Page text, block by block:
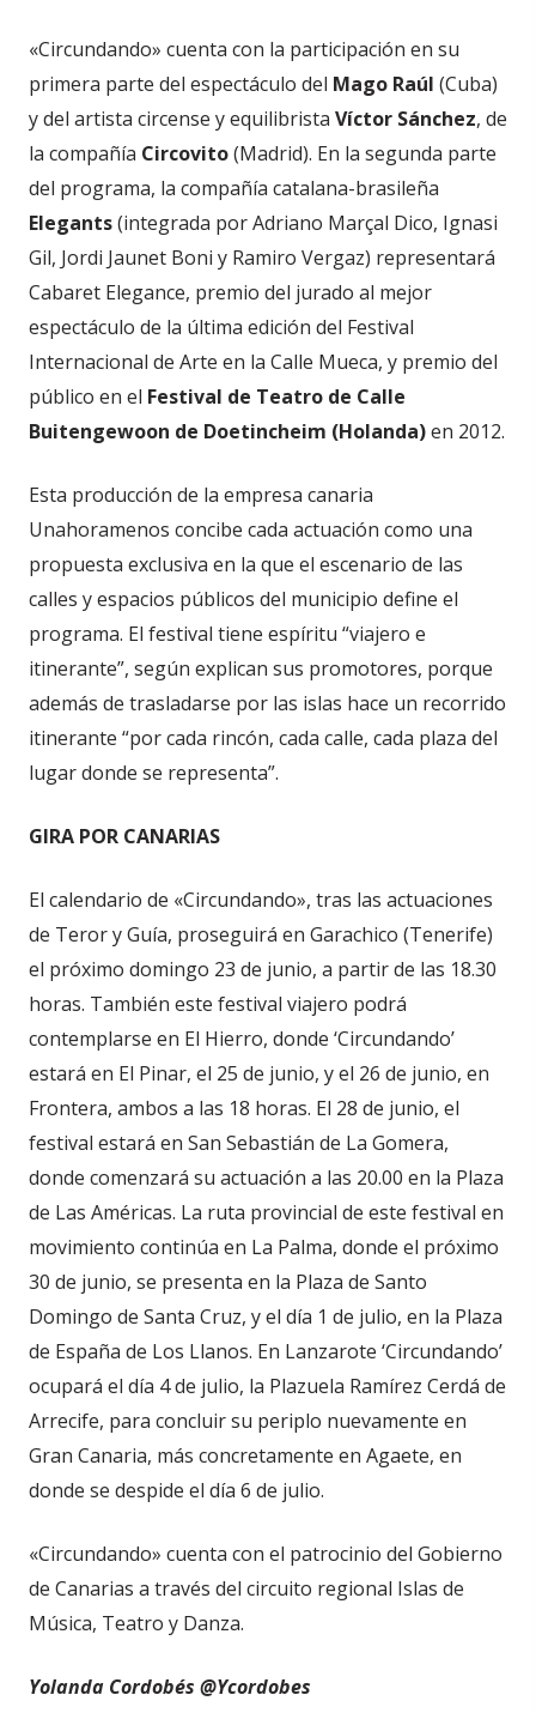
«Circundando» cuenta con la participación en su
primera parte del espectáculo del Mago Raúl (Cuba)
y del artista circense y equilibrista Víctor Sánchez, de
la compañía Circovito(Madrid). En la segunda parte
del programa, la compañía catalana-brasileña
Elegants(integrada por Adriano Marçal Dico, Ignasi
Gil, Jordi Jaunet Boni y Ramiro Vergaz) representará
Cabaret Elegance, premio del jurado al mejor
espectáculo de la última edición del Festival
Internacional de Arte en la Calle Mueca, y premio del
público en el Festival de Teatro de Calle
Buitengewoon de Doetincheim (Holanda)en 2012.
Esta producción de la empresa canaria
Unahoramenos concibe cada actuación como una
propuesta exclusiva en la que el escenario de las
calles y espacios públicos del municipio define el
programa. El festival tiene espíritu “viajero e
itinerante”, según explican sus promotores, porque
además de trasladarse por las islas hace un recorrido
itinerante “por cada rincón, cada calle, cada plaza del
lugar donde se representa”.
GIRA POR CANARIAS
El calendario de «Circundando», tras las actuaciones
de Teror y Guía, proseguirá en Garachico (Tenerife)
el próximo domingo 23 de junio, a partir de las 18.30
horas. También este festival viajero podrá
contemplarse en El Hierro, donde ‘Circundando’
estará en El Pinar, el 25 de junio, y el 26 de junio, en
Frontera, ambos a las 18 horas. El 28 de junio, el
festival estará en San Sebastián de La Gomera,
donde comenzará su actuación a las 20.00 en la Plaza
de Las Américas. La ruta provincial de este festival en
movimiento continúa en La Palma, donde el próximo
30 de junio, se presenta en la Plaza de Santo
Domingo de Santa Cruz, y el día 1 de julio, en la Plaza
de España de Los Llanos. En Lanzarote ‘Circundando’
ocupará el día 4 de julio, la Plazuela Ramírez Cerdá de
Arrecife, para concluir su periplo nuevamente en
Gran Canaria, más concretamente en Agaete, en
donde se despide el día 6 de julio.
«Circundando» cuenta con el patrocinio del Gobierno
de Canarias a través del circuito regional Islas de
Música, Teatro y Danza.
Yolanda Cordobés @Ycordobes